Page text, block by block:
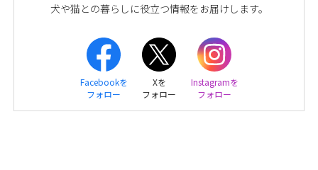
犬や猫との暮らしに役立つ情報をお届けします。
Facebookを
フォロー
Xを
フォロー
Instagramを
フォロー